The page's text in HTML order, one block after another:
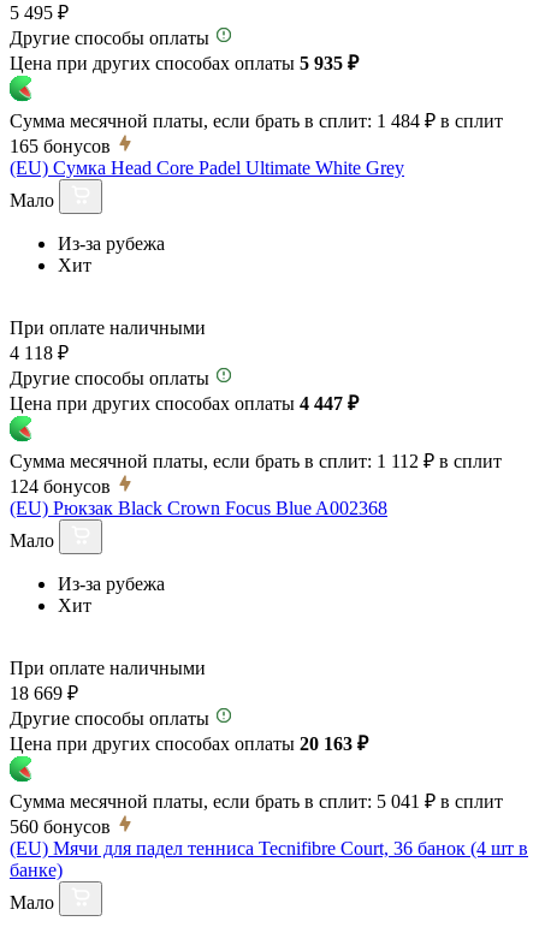
5 495 ₽
Другие способы оплаты
Цена при других способах оплаты 5 935 ₽
Сумма месячной платы, если брать в сплит: 1 484 ₽ в сплит
165 бонусов
(EU) Сумка Head Core Padel Ultimate White Grey
Мало
Из-за рубежа
Хит
При оплате наличными
4 118 ₽
Другие способы оплаты
Цена при других способах оплаты 4 447 ₽
Сумма месячной платы, если брать в сплит: 1 112 ₽ в сплит
124 бонусов
(EU) Рюкзак Black Crown Focus Blue A002368
Мало
Из-за рубежа
Хит
При оплате наличными
18 669 ₽
Другие способы оплаты
Цена при других способах оплаты 20 163 ₽
Сумма месячной платы, если брать в сплит: 5 041 ₽ в сплит
560 бонусов
(EU) Мячи для падел тенниса Tecnifibre Court, 36 банок (4 шт в
банке)
Мало